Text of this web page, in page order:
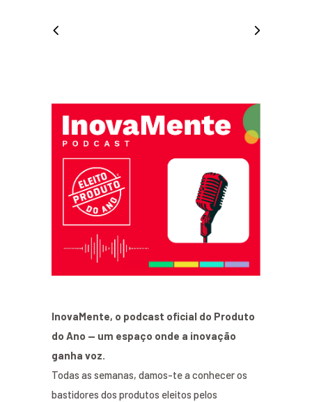
InovaMente, o podcast oficial do Produto
do Ano — um espaço onde a inovação
ganha voz.
Todas as semanas, damos-te a conhecer os
bastidores dos produtos eleitos pelos